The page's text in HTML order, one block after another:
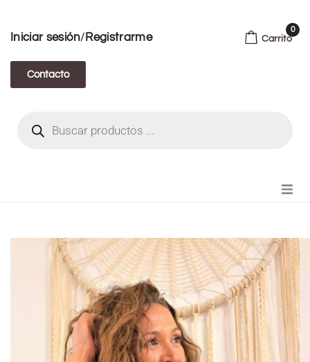
Iniciar sesión/ Registrarme
Contacto
Carrito
0
FIANZA TIKTOK
MODA CHICA
BEAUTY